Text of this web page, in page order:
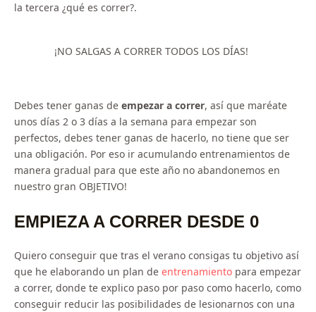
la tercera ¿qué es correr?.
¡NO SALGAS A CORRER TODOS LOS DÍAS!
Debes tener ganas de empezar a correr, así que maréate
unos días 2 o 3 días a la semana para empezar son
perfectos, debes tener ganas de hacerlo, no tiene que ser
una obligación. Por eso ir acumulando entrenamientos de
manera gradual para que este año no abandonemos en
nuestro gran OBJETIVO!
EMPIEZA A CORRER DESDE 0
Quiero conseguir que tras el verano consigas tu objetivo así
que he elaborando un plan de entrenamiento para empezar
a correr, donde te explico paso por paso como hacerlo, como
conseguir reducir las posibilidades de lesionarnos con una